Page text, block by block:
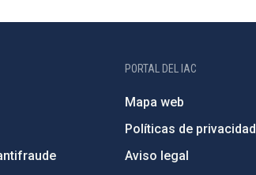
PORTAL DEL IAC
Mapa web
Políticas de privacidad
Aviso legal